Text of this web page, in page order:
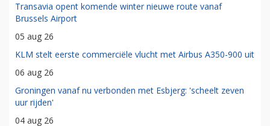
Transavia opent komende winter nieuwe route vanaf
Brussels Airport
05 aug 26
KLM stelt eerste commerciële vlucht met Airbus A350-900 uit
06 aug 26
Groningen vanaf nu verbonden met Esbjerg: 'scheelt zeven
uur rijden'
04 aug 26